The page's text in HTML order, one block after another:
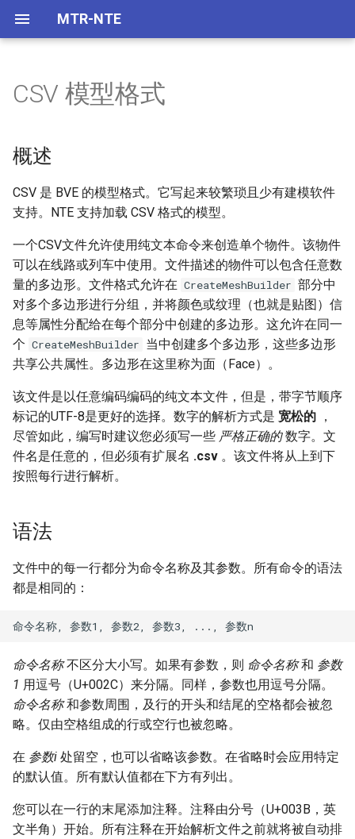
MTR-NTE
首页
特性功能
下载
概述
语法
可用指令
CreateMeshBuilder
AddVertex
AddFace
AddFace2
Cylinder
Translate / TranslateAll
Rotate / RotateAll
Shear / ShearAll
LoadTexture
SetTextureCoordinates
普遍内容
资源加载
模型处理
数学
工具类
列车相关
装饰物件相关
首页
BVE 开发
CSV 模型格式
概述
CSV 是 BVE 的模型格式。它写起来较繁琐且少有建模软件
支持。NTE 支持加载 CSV 格式的模型。
一个CSV文件允许使用纯文本命令来创造单个物件。该物件
可以在线路或列车中使用。文件描述的物件可以包含任意数
量的多边形。文件格式允许在 CreateMeshBuilder 部分中
对多个多边形进行分组，并将颜色或纹理（也就是贴图）信
息等属性分配给在每个部分中创建的多边形。这允许在同一
个 CreateMeshBuilder 当中创建多个多边形，这些多边形
共享公共属性。多边形在这里称为面（Face）。
该文件是以任意编码编码的纯文本文件，但是，带字节顺序
标记的UTF-8是更好的选择。数字的解析方式是 宽松的 ，
尽管如此，编写时建议您必须写一些 严格正确的数字。文
件名是任意的，但必须有扩展名 .csv 。该文件将从上到下
按照每行进行解析。
语法
文件中的每一行都分为命令名称及其参数。所有命令的语法
都是相同的：
命令名称不区分大小写。如果有参数，则 命令名称和 参数
1 用逗号（U+002C）来分隔。同样，参数也用逗号分隔。
命令名称和参数周围，及行的开头和结尾的空格都会被忽
略。仅由空格组成的行或空行也被忽略。
在 参数i 处留空，也可以省略该参数。在省略时会应用特定
的默认值。所有默认值都在下方有列出。
您可以在一行的末尾添加注释。注释由分号（U+003B，英
文半角）开始。所有注释在开始解析文件之前就将被自动排